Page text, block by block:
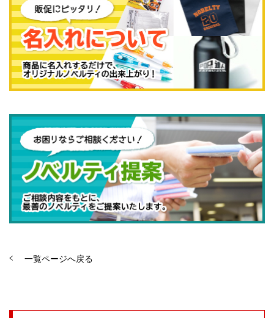
一覧ページへ戻る